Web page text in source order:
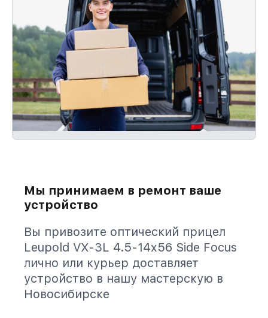
Мы принимаем в ремонт ваше
устройство
Вы привозите оптический прицел
Leupold VX-3L 4.5-14x56 Side Focus
лично или курьер доставляет
устройство в нашу мастерскую в
Новосибирске